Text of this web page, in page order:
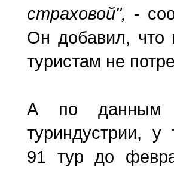
страховой", -
Он добавил, что
туристам не
А по данным
туриндустрии, у
91 тур до